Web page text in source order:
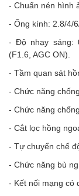
- Chuẩn nén hình
- Ống kính: 2.8/4/
- Độ nhạy sáng:
(F1.6, AGC ON).
- Tầm quan sát
- Chức năng
- Chức năng
- Cắt lọc hồng
- Tự chuyển chế
- Chức năng bù
- Kết nối mạng có